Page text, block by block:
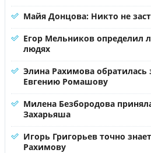
Майя Донцова: Никто не
Егор Мельников определил
людях
Элина Рахимова
Евгению Ромашову
Милена Безбородова
Захарьяша
Игорь Григорьев точно
Рахимову